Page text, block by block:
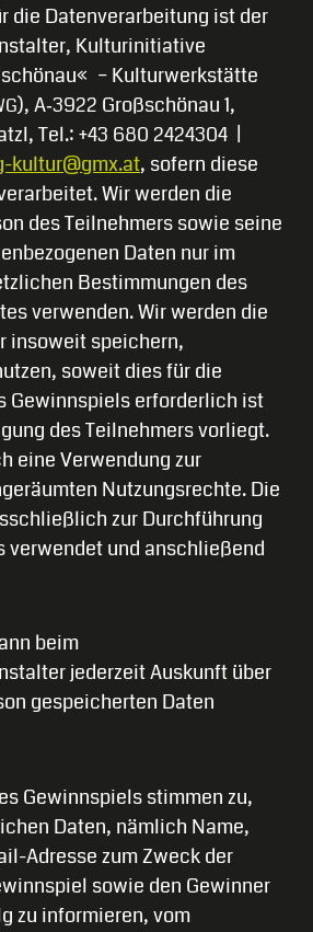
die Datenverarbeitung ist der
Kulturinitiative
– Kulturwerkstätte
), A‑3922 Großschönau 1,
Tel.: +43 680 2424304 |
kultur@gmx.at, sofern diese
Wir werden die
des Teilnehmers sowie seine
Daten nur im
Bestimmungen des
verwenden. Wir werden die
insoweit speichern,
soweit dies für die
Gewinnspiels erforderlich ist
des Teilnehmers vorliegt.
eine Verwendung zur
Nutzungsrechte. Die
zur Durchführung
verwendet und anschließend
beim
jederzeit Auskunft über
gespeicherten Daten
Gewinnspiels stimmen zu,
Daten, nämlich Name,
Adresse zum Zweck der
sowie den Gewinner
zu informieren, vom